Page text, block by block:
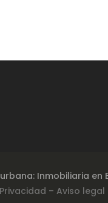
Inmobiliaria en
Privacidad – Aviso legal